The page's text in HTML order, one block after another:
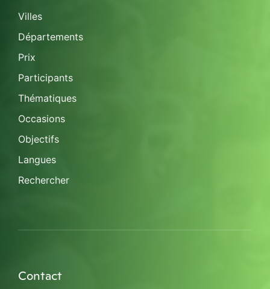
Villes
Départements
Prix
Participants
Thématiques
Occasions
Objectifs
Langues
Rechercher
Contact